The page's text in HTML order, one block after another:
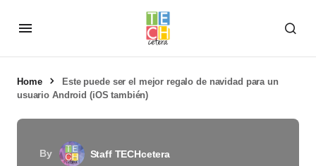
Home
Este puede ser el mejor regalo de navidad para un
usuario Android (iOS también)
By
Staff TECHcetera